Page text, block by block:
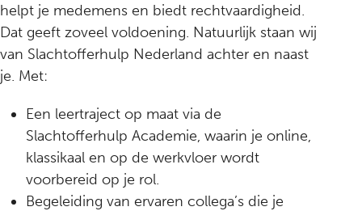
helpt je medemens en biedt rechtvaardigheid.
Dat geeft zoveel voldoening. Natuurlijk staan wij
van Slachtofferhulp Nederland achter en naast
je. Met:
Een leertraject op maat via de
Slachtofferhulp Academie, waarin je online,
klassikaal en op de werkvloer wordt
voorbereid op je rol.
Begeleiding van ervaren collega’s die je